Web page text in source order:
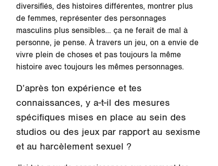
diversifiés, des histoires différentes, montrer plus
de femmes, représenter des personnages
masculins plus sensibles… ça ne ferait de mal à
personne, je pense. À travers un jeu, on a envie de
vivre plein de choses et pas toujours la même
histoire avec toujours les mêmes personnages.
D’après ton expérience et tes
connaissances, y a-t-il des mesures
spécifiques mises en place au sein des
studios ou des jeux par rapport au sexisme
et au harcèlement sexuel ?